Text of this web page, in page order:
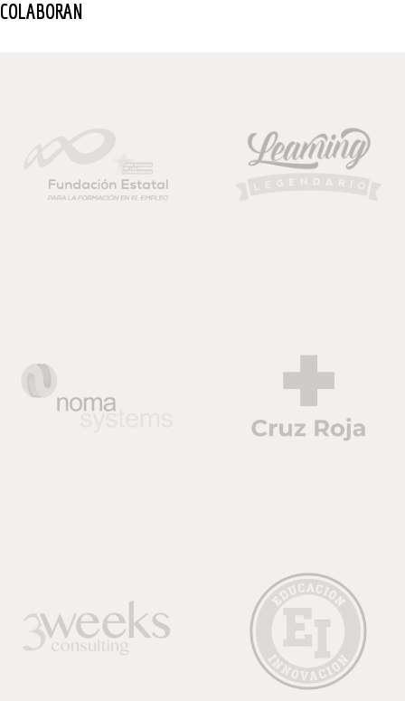
COLABORAN